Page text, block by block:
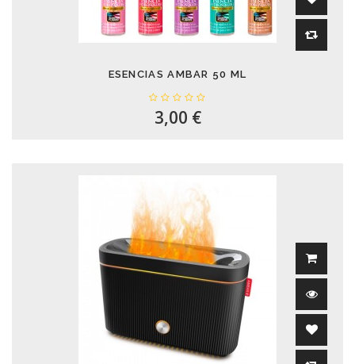
ESENCIAS AMBAR 50 ML
3,00 €